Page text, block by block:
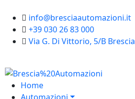
info@bresciaautomazioni.it
+39 030 26 83 000
Via G. Di Vittorio, 5/B Brescia
Home